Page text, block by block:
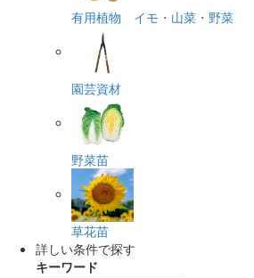
有用植物 イモ・山菜・野菜
園芸資材
野菜苗
草花苗
詳しい条件で探す
キーワード